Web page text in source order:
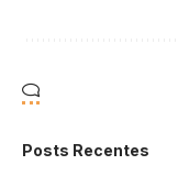
Posts Recentes